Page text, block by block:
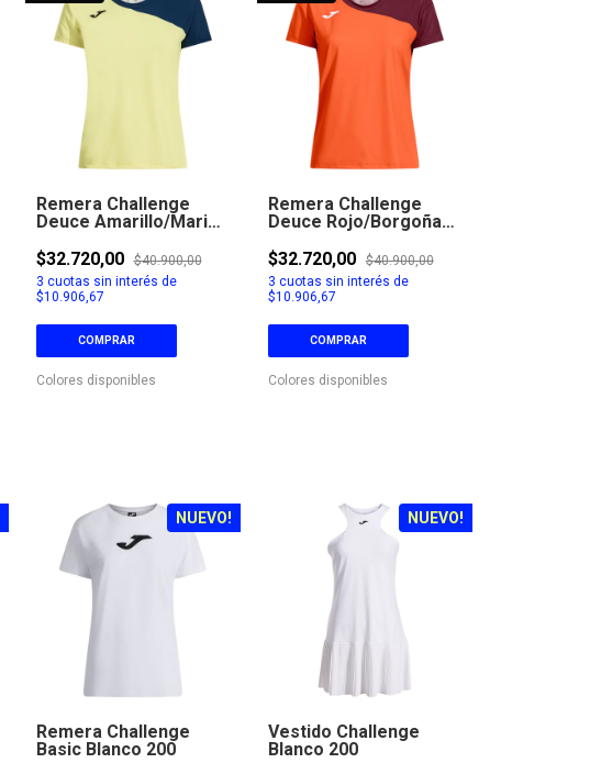
Remera Challenge
Deuce Amarillo/Marino
$32.720,00
$40.900,00
3 cuotas sin interés de
$10.906,67
COMPRAR
Colores disponibles
Remera Challenge
Deuce Rojo/Borgoña
$32.720,00
$40.900,00
3 cuotas sin interés de
$10.906,67
COMPRAR
Colores disponibles
NUEVO!
Remera Challenge
Basic Blanco 200
NUEVO!
Vestido Challenge
Blanco 200